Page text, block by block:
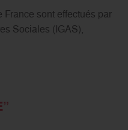
sont effectués par
Sociales (IGAS),